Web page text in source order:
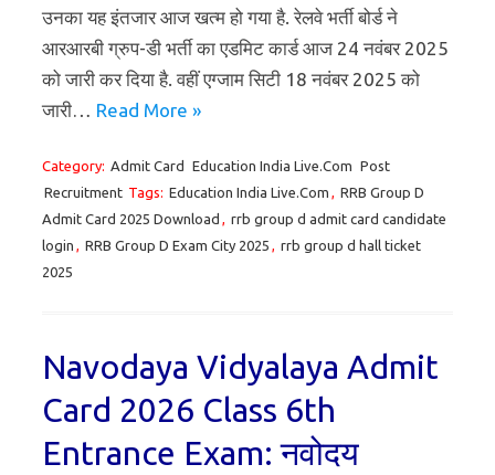
उनका यह इंतजार आज खत्म हो गया है. रेलवे भर्ती बोर्ड ने
आरआरबी ग्रुप-डी भर्ती का एडमिट कार्ड आज 24 नवंबर 2025
को जारी कर दिया है. वहीं एग्जाम सिटी 18 नवंबर 2025 को
जारी… Read More »
Category: Admit Card Education India Live.Com Post
Recruitment Tags: Education India Live.Com , RRB Group D
Admit Card 2025 Download , rrb group d admit card candidate
login , RRB Group D Exam City 2025 , rrb group d hall ticket
2025
Navodaya Vidyalaya Admit
Card 2026 Class 6th
Entrance Exam: नवोदय